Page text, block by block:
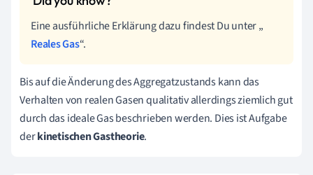
Eine ausführliche Erklärung dazu findest Du unter „
Reales Gas“.
Bis auf die Änderung des Aggregatzustands kann das
Verhalten von realen Gasen qualitativ allerdings ziemlich gut
durch das ideale Gas beschrieben werden. Dies ist Aufgabe
derkinetischen Gastheorie.